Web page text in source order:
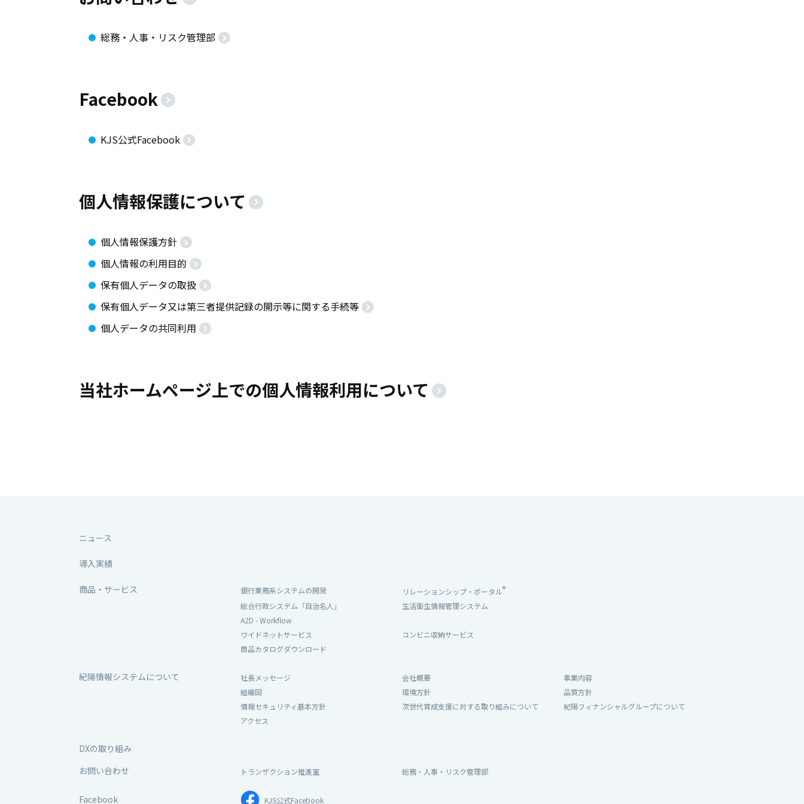
総務・人事・リスク管理部
Facebook
KJS公式Facebook
個人情報保護について
個人情報保護方針
個人情報の利用目的
保有個人データの取扱
保有個人データ又は第三者提供記録の開示等に関する手続等
個人データの共同利用
当社ホームページ上での個人情報利用について
ニュース
導入実績
商品・サービス 銀行業務系システムの開発 リレーションシップ・ポータル®
総合行政システム「自治名人」
生活衛生情報管理システム
A2D - Workflow
ワイドネットサービス
コンビニ収納サービス
商品カタログダウンロード
紀陽情報システムについて 社長メッセージ 会社概要
事業内容
組織図
環境方針
品質方針
情報セキュリティ基本方針
次世代育成支援に対する取り組みについて
紀陽フィナンシャルグループについて
アクセス
DXの取り組み
お問い合わせ
トランザクション推進室 総務・人事・リスク管理部
Facebook KJS公式Facebook